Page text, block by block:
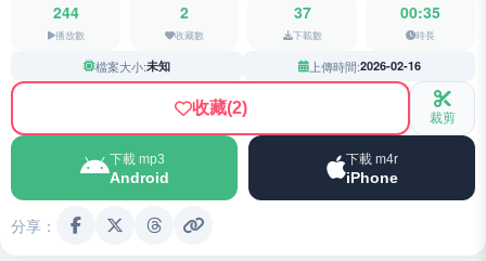
244
播放數
2
收藏數
37
下載數
00:35
時長
檔案大小:未知 上傳時間:2026-02-16
收藏(2) 裁剪
下載 mp3
Android
下載 m4r
iPhone
分享：